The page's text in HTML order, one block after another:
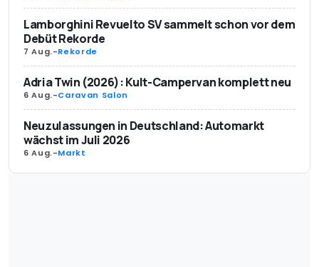
Lamborghini Revuelto SV sammelt schon vor dem
Debüt Rekorde
7 Aug.-Rekorde
Adria Twin (2026): Kult-Campervan komplett neu
6 Aug.-Caravan Salon
Neuzulassungen in Deutschland: Automarkt
wächst im Juli 2026
6 Aug.-Markt